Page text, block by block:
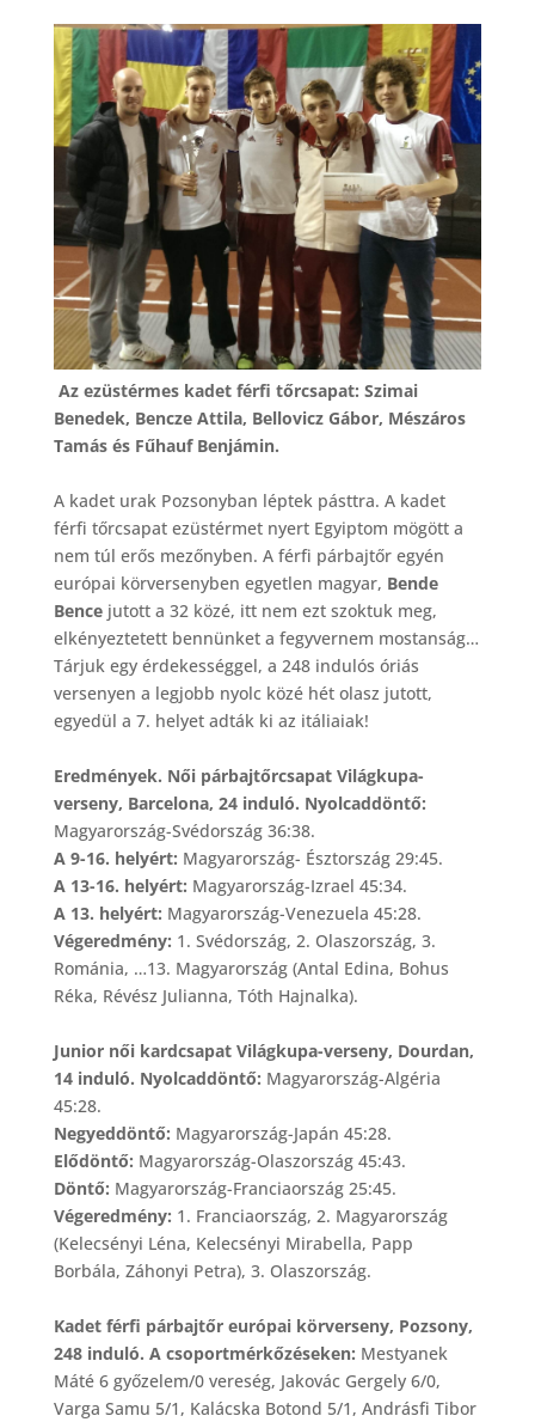
Az ezüstérmes kadet férfi tőrcsapat: Szimai
Benedek, Bencze Attila, Bellovicz Gábor, Mészáros
Tamás és Fűhauf Benjámin.
A kadet urak Pozsonyban léptek pásttra. A kadet
férfi tőrcsapat ezüstérmet nyert Egyiptom mögött a
nem túl erős mezőnyben. A férfi párbajtőr egyén
európai körversenyben egyetlen magyar, Bende
Bencejutott a 32 közé, itt nem ezt szoktuk meg,
elkényeztetett bennünket a fegyvernem mostanság…
Tárjuk egy érdekességgel, a 248 indulós óriás
versenyen a legjobb nyolc közé hét olasz jutott,
egyedül a 7. helyet adták ki az itáliaiak!
Eredmények. Női párbajtőrcsapat Világkupa-
verseny, Barcelona, 24 induló. Nyolcaddöntő:
Magyarország-Svédország 36:38.
A 9-16. helyért: Magyarország- Észtország 29:45.
A 13-16. helyért: Magyarország-Izrael 45:34.
A 13. helyért: Magyarország-Venezuela 45:28.
Végeredmény: 1. Svédország, 2. Olaszország, 3.
Románia, …13. Magyarország (Antal Edina, Bohus
Réka, Révész Julianna, Tóth Hajnalka).
Junior női kardcsapat Világkupa-verseny, Dourdan,
14 induló. Nyolcaddöntő: Magyarország-Algéria
45:28.
Negyeddöntő: Magyarország-Japán 45:28.
Elődöntő: Magyarország-Olaszország 45:43.
Döntő: Magyarország-Franciaország 25:45.
Végeredmény: 1. Franciaország, 2. Magyarország
(Kelecsényi Léna, Kelecsényi Mirabella, Papp
Borbála, Záhonyi Petra), 3. Olaszország.
Kadet férfi párbajtőr európai körverseny, Pozsony,
248 induló. A csoportmérkőzéseken: Mestyanek
Máté 6 győzelem/0 vereség, Jakovác Gergely 6/0,
Varga Samu 5/1, Kalácska Botond 5/1, Andrásfi Tibor